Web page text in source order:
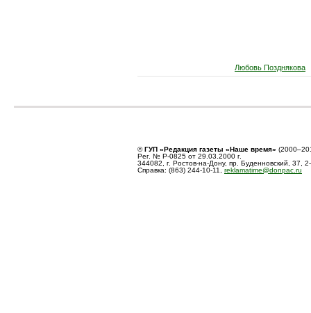
Любовь Позднякова
©ГУП «Редакция газеты «Наше время»
Рег. № Р-0825 от 29.03.2000 г.
344082, г. Ростов-на-Дону, пр. Буденновский, 37,
Справка: (863) 244-10-11, reklamatime@donpac.ru